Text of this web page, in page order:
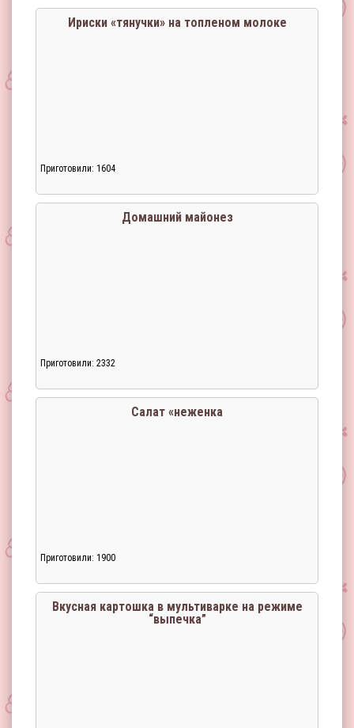
Ириски «тянучки» на топлeном молоке
Приготовили: 1604
Домашний майонез
Приготовили: 2332
Салат «неженка
Приготовили: 1900
Вкусная картошка в мультиварке на режиме
“выпечка”